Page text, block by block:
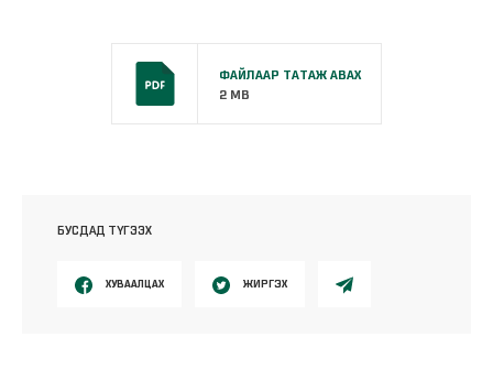
ФАЙЛААР ТАТАЖ АВАХ
2 MB
БУСДАД ТҮГЭЭХ
ХУВААЛЦАХ ЖИРГЭХ